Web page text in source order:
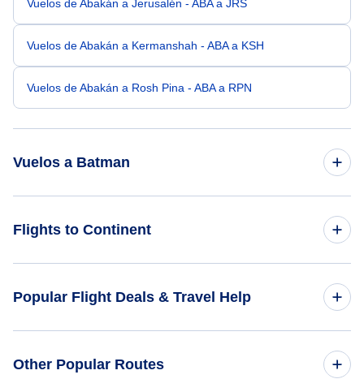
Vuelos de Abakán a Jerusalén - ABA a JRS
Vuelos de Abakán a Kermanshah - ABA a KSH
Vuelos de Abakán a Rosh Pina - ABA a RPN
Vuelos a Batman
Vuelos de Barisal a Batman - BZL a BAL
Flights to Continent
Flights to Caribbean
Popular Flight Deals & Travel Help
Other Popular Routes